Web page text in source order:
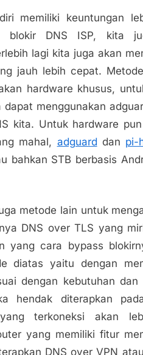
memiliki keuntungan
blokir DNS ISP, kita
lagi kita juga akan
jauh lebih cepat.
hardware khusus,
menggunakan
kita. Untuk hardware
mahal, adguard dan pi-
bahkan STB berbasis
metode lain untuk
DNS over TLS yang
yang cara bypass
diatas yaitu dengan
dengan kebutuhan dan
hendak diterapkan
terkoneksi akan
yang memiliki fitur
DNS over VPN